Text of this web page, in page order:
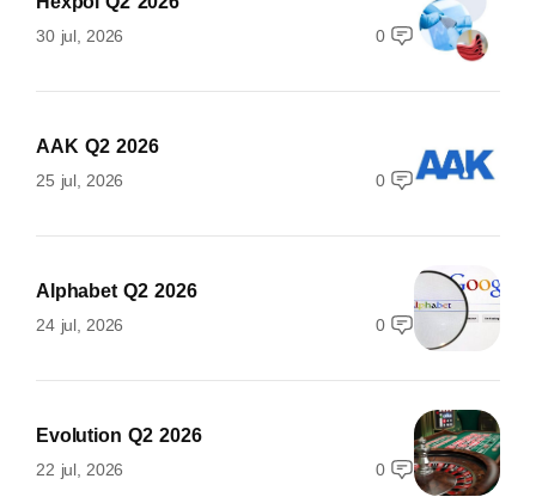
30 jul, 2026 0
AAK Q2 2026
25 jul, 2026 0
Alphabet Q2 2026
24 jul, 2026 0
Evolution Q2 2026
22 jul, 2026 0